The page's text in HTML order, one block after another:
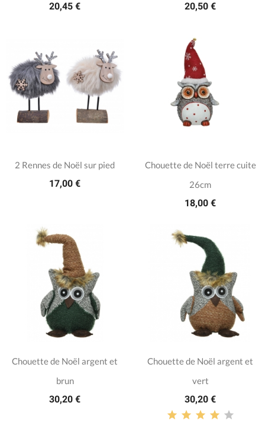
20,45 € 20,50 €
2 Rennes de Noël sur pied
17,00 €
Chouette de Noël terre cuite
26cm
18,00 €
Chouette de Noël argent et
brun
30,20 €
Chouette de Noël argent et
vert
30,20 €